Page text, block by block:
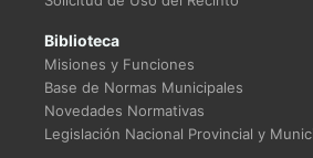
Biblioteca
Misiones y Funciones
Base de Normas Municipales
Novedades Normativas
Legislación Nacional Provincial y